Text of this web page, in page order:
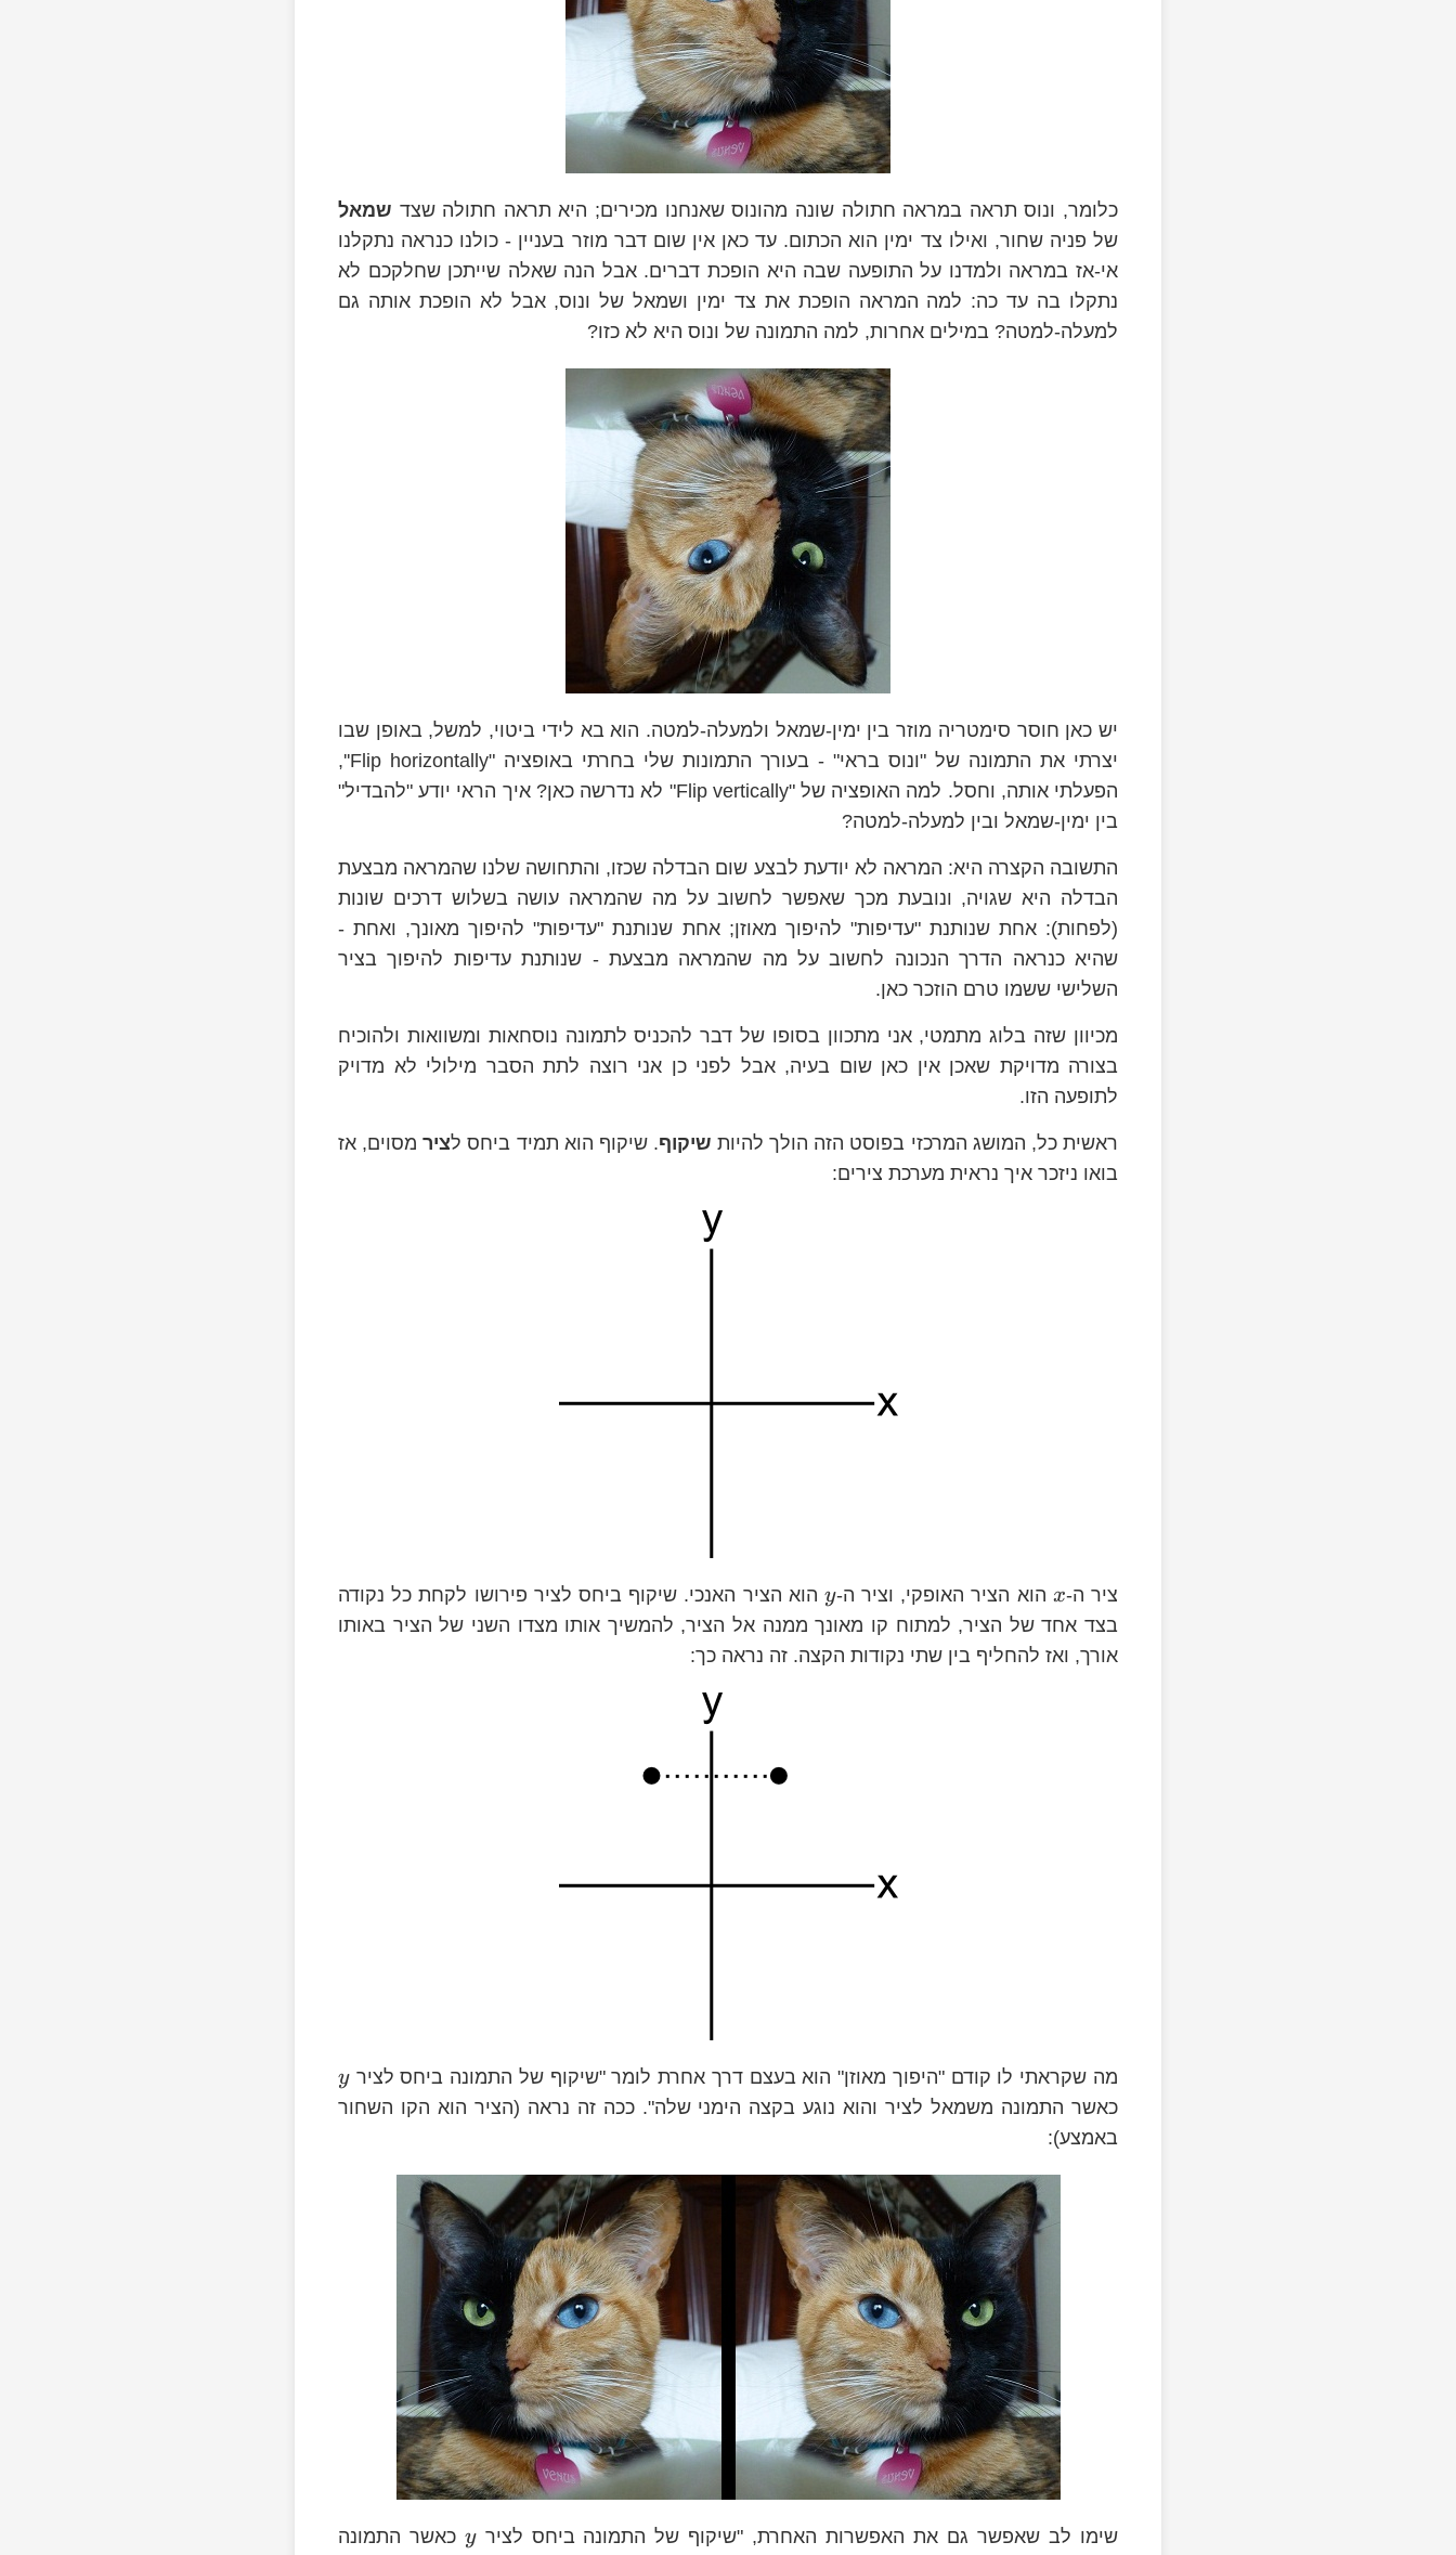
כלומר, ונוס תראה במראה חתולה שונה מהונוס שאנחנו מכירים; היא תראה חתולה שצד שמאל
של פניה שחור, ואילו צד ימין הוא הכתום. עד כאן אין שום דבר מוזר בעניין - כולנו כנראה נתקלנו
אי-אז במראה ולמדנו על התופעה שבה היא הופכת דברים. אבל הנה שאלה שייתכן שחלקכם לא
נתקלו בה עד כה: למה המראה הופכת את צד ימין ושמאל של ונוס, אבל לא הופכת אותה גם
למעלה-למטה? במילים אחרות, למה התמונה של ונוס היא לא כזו?
יש כאן חוסר סימטריה מוזר בין ימין-שמאל ולמעלה-למטה. הוא בא לידי ביטוי, למשל, באופן שבו
יצרתי את התמונה של "ונוס בראי" - בעורך התמונות שלי בחרתי באופציה "Flip horizontally'',
הפעלתי אותה, וחסל. למה האופציה של "Flip vertically" לא נדרשה כאן? איך הראי יודע "להבדיל"
בין ימין-שמאל ובין למעלה-למטה?
התשובה הקצרה היא: המראה לא יודעת לבצע שום הבדלה שכזו, והתחושה שלנו שהמראה מבצעת
הבדלה היא שגויה, ונובעת מכך שאפשר לחשוב על מה שהמראה עושה בשלוש דרכים שונות
(לפחות): אחת שנותנת "עדיפות" להיפוך מאוזן; אחת שנותנת "עדיפות" להיפוך מאונך, ואחת -
שהיא כנראה הדרך הנכונה לחשוב על מה שהמראה מבצעת - שנותנת עדיפות להיפוך בציר
השלישי ששמו טרם הוזכר כאן.
מכיוון שזה בלוג מתמטי, אני מתכוון בסופו של דבר להכניס לתמונה נוסחאות ומשוואות ולהוכיח
בצורה מדויקת שאכן אין כאן שום בעיה, אבל לפני כן אני רוצה לתת הסבר מילולי לא מדויק
לתופעה הזו.
ראשית כל, המושג המרכזי בפוסט הזה הולך להיות שיקוף. שיקוף הוא תמיד ביחס לצירמסוים, אז
בואו ניזכר איך נראית מערכת צירים:
ציר ה- x x הוא הציר האופקי, וציר ה- y yהוא הציר האנכי. שיקוף ביחס לציר פירושו לקחת כל נקודה
בצד אחד של הציר, למתוח קו מאונך ממנה אל הציר, להמשיך אותו מצדו השני של הציר באותו
אורך, ואז להחליף בין שתי נקודות הקצה. זה נראה כך:
מה שקראתי לו קודם "היפוך מאוזן" הוא בעצם דרך אחרת לומר "שיקוף של התמונה ביחס לצירy
כאשר התמונה משמאל לציר והוא נוגע בקצה הימני שלה". ככה זה נראה (הציר הוא הקו השחור
באמצע):
שימו לב שאפשר גם את האפשרות האחרת, "שיקוף של התמונה ביחס לציר
y
y כאשר התמונה